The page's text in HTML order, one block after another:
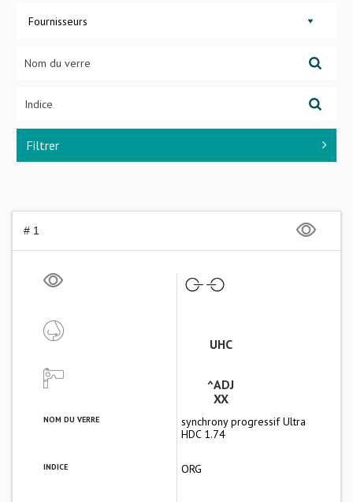
Fournisseurs
Filtrer
# 1
UHC
^ADJ
XX
NOM DU VERRE
synchrony progressif Ultra
HDC 1.74
INDICE ORG